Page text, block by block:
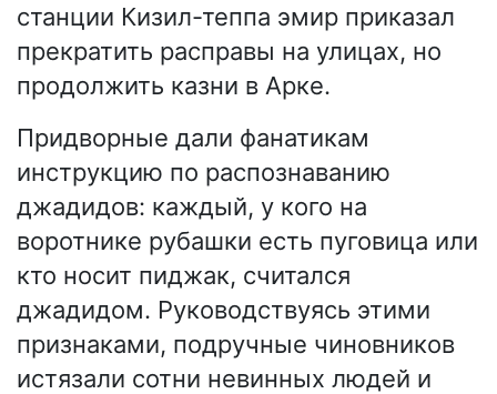
станции Кизил-теппа эмир приказал
прекратить расправы на улицах, но
продолжить казни в Арке.
Придворные дали фанатикам
инструкцию по распознаванию
джадидов: каждый, у кого на
воротнике рубашки есть пуговица или
кто носит пиджак, считался
джадидом. Руководствуясь этими
признаками, подручные чиновников
истязали сотни невинных людей и